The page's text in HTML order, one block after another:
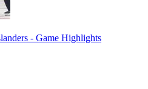
- Game Highlights